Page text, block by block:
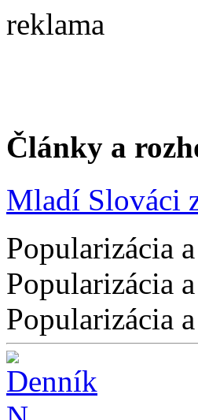
reklama
Články a
Mladí Slováci
Popularizácia
Popularizácia
Popularizácia